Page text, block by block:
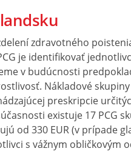
zdravotného
je identifikovať
v budúcnosti
Nákladové
preskripcie
existuje 17 PCG
od 330 EUR (v prípade
s vážnym obličkovým